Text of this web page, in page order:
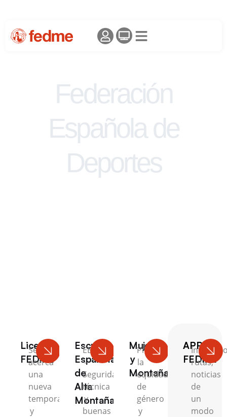
Federación
Española de
Deportes
Licencia
FEDME
Se
acerca
una
nueva
temporada
y
Escuela
Española
de
Alta
Montaña
EEAM
–
Seguridad,
técnica
y
buenas
Mujer
y
Montaña
Promovemos
la
equidad
de
género
y
APP
FEDME
rutas,
noticias
de
un
modo